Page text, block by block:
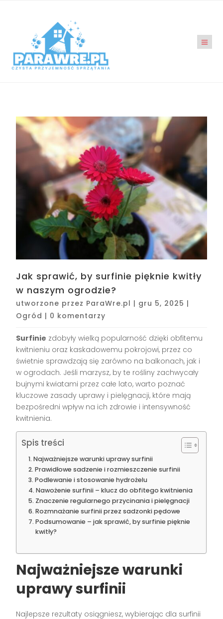
Jak sprawić, by surfinie pięknie kwitły
w naszym ogrodzie?
utworzone przez ParaWre.pl | gru 5, 2025 |
Ogród | 0 komentarzy
Surfinie zdobyły wielką popularność dzięki obfitemu
kwitnieniu oraz kaskadowemu pokrojowi, przez co
świetnie sprawdzają się zarówno na balkonach, jak i
w ogrodach. Jeśli marzysz, by te rośliny zachwycały
bujnymi kwiatami przez całe lato, warto poznać
kluczowe zasady uprawy i pielęgnacji, które mają
bezpośredni wpływ na ich zdrowie i intensywność
kwitnienia.
Spis treści
Najważniejsze warunki uprawy surfinii
Prawidłowe sadzenie i rozmieszczenie surfinii
Podlewanie i stosowanie hydrożelu
Nawożenie surfinii – klucz do obfitego kwitnienia
Znaczenie regularnego przycinania i pielęgnacji
Rozmnażanie surfinii przez sadzonki pędowe
Podsumowanie – jak sprawić, by surfinie pięknie
kwitły?
Najważniejsze warunki
uprawy surfinii
Najlepsze rezultaty osiągniesz, wybierając dla surfinii